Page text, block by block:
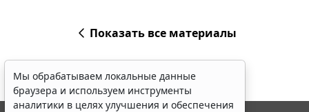
Показать все материалы
Мы обрабатываем локальные данные
браузера и используем инструменты
аналитики в целях улучшения и обеспечения